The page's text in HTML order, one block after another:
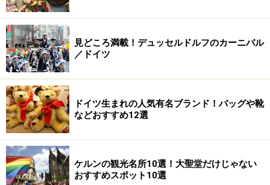
＜DATA＞
■Wieskirche（ヴィースキルヒェ）
入場料：無料
開館時間：8:00～17:00（夏季～19:00）
※記事内容は執筆時点のものです。最新の内容をご確認くださ
い。
※海外を訪れる際には最新情報の入手に努め、「外務省 海外安全
ホームページ」を確認するなど、安全確保に十分注意を払ってく
ださい。
見どころ満載！デュッセルドルフのカーニバル
／ドイツ
ドイツ生まれの人気有名ブランド！バッグや靴
などおすすめ12選
ケルンの観光名所10選！大聖堂だけじゃない
おすすめスポット10選